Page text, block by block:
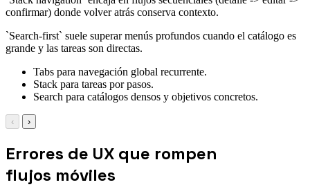
confirmar) donde volver atrás conserva contexto.
`Search-first` suele superar menús profundos cuando el catálogo es
grande y las tareas son directas.
Tabs para navegación global recurrente.
Stack para tareas por pasos.
Search para catálogos densos y objetivos concretos.
‹ ›
Errores de UX que rompen
flujos móviles